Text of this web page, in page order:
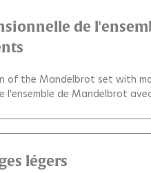
de
of the Mandelbrot set with
l'ensemble de Mandelbrot
légers